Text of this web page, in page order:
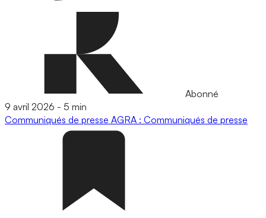
Abonné
9 avril 2026 - 5 min
Communiqués de presse AGRA : Communiqués de presse